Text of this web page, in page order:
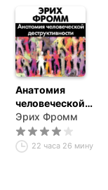
Анатомия
человеческой
деструктивности
Эрих Фромм
22 часа 26 минут